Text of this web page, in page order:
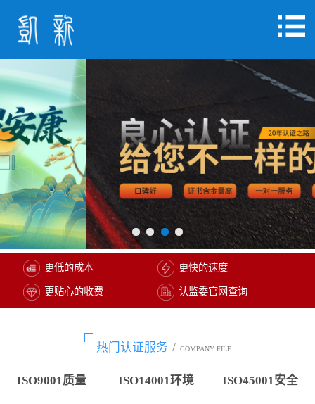
更低的成本 更快的速度
更贴心的收费 认监委官网查询
热门认证服务 / COMPANY FILE
ISO9001质量 ISO14001环境 ISO45001安全